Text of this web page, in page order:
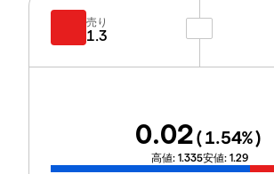
売り
1.3
0.02(1.54%)
高値: 1.335安値: 1.29